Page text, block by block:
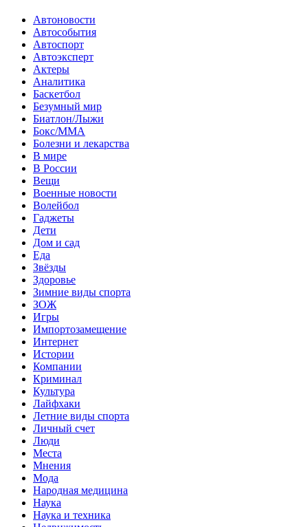
Автоновости
Автособытия
Автоспорт
Автоэксперт
Актеры
Аналитика
Баскетбол
Безумный мир
Биатлон/Лыжи
Бокс/MMA
Болезни и лекарства
В мире
В России
Вещи
Военные новости
Волейбол
Гаджеты
Дети
Дом и сад
Еда
Звёзды
Здоровье
Зимние виды спорта
ЗОЖ
Игры
Импортозамещение
Интернет
Истории
Компании
Криминал
Культура
Лайфхаки
Летние виды спорта
Личный счет
Люди
Места
Мнения
Мода
Народная медицина
Наука
Наука и техника